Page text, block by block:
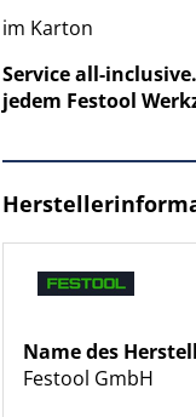
im Karton
Service all-
jedem Festool
Name des
Festool GmbH